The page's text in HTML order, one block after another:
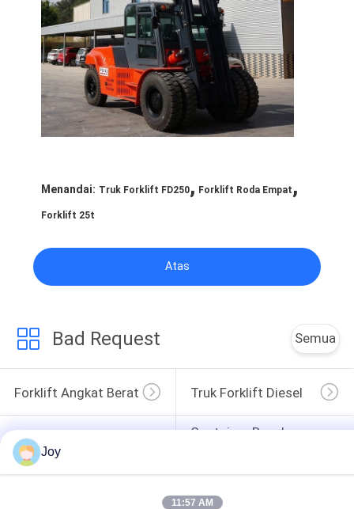
Menandai: Truk Forklift FD250, Forklift Roda Empat ,
Forklift 25t
Atas
Bad Request Semua
Forklift Angkat Berat Truk Forklift Diesel
Truk Forklift Listrik
Container Reach
Penangan Kontainer
Joy
11:57 AM